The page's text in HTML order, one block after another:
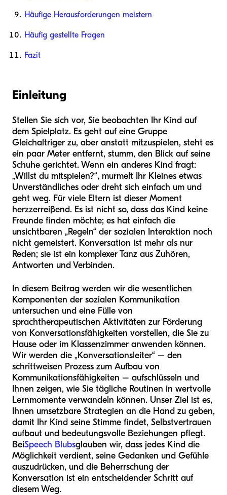
Häufige Herausforderungen meistern
Häufig gestellte Fragen
Fazit
Einleitung
Stellen Sie sich vor, Sie beobachten Ihr Kind auf
dem Spielplatz. Es geht auf eine Gruppe
Gleichaltriger zu, aber anstatt mitzuspielen, steht es
ein paar Meter entfernt, stumm, den Blick auf seine
Schuhe gerichtet. Wenn ein anderes Kind fragt:
„Willst du mitspielen?“, murmelt Ihr Kleines etwas
Unverständliches oder dreht sich einfach um und
geht weg. Für viele Eltern ist dieser Moment
herzzerreißend. Es ist nicht so, dass das Kind keine
Freunde finden möchte; es hat einfach die
unsichtbaren „Regeln“ der sozialen Interaktion noch
nicht gemeistert. Konversation ist mehr als nur
Reden; sie ist ein komplexer Tanz aus Zuhören,
Antworten und Verbinden.
In diesem Beitrag werden wir die wesentlichen
Komponenten der sozialen Kommunikation
untersuchen und eine Fülle von
sprachtherapeutischen Aktivitäten zur Förderung
von Konversationsfähigkeiten vorstellen, die Sie zu
Hause oder im Klassenzimmer anwenden können.
Wir werden die „Konversationsleiter“ – den
schrittweisen Prozess zum Aufbau von
Kommunikationsfähigkeiten – aufschlüsseln und
Ihnen zeigen, wie Sie tägliche Routinen in wertvolle
Lernmomente verwandeln können. Unser Ziel ist es,
Ihnen umsetzbare Strategien an die Hand zu geben,
damit Ihr Kind seine Stimme findet, Selbstvertrauen
aufbaut und bedeutungsvolle Beziehungen pflegt.
BeiSpeech Blubsglauben wir, dass jedes Kind die
Möglichkeit verdient, seine Gedanken und Gefühle
auszudrücken, und die Beherrschung der
Konversation ist ein entscheidender Schritt auf
diesem Weg.